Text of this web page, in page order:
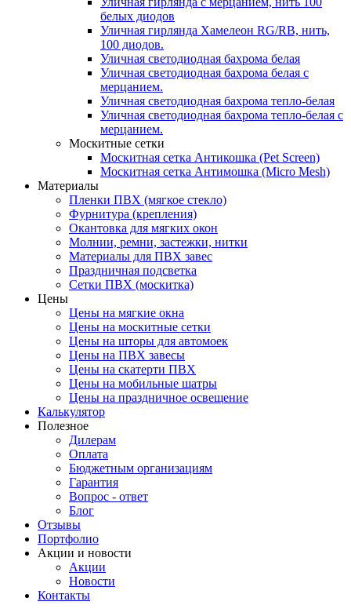
белых диодов
Уличная гирлянда Хамелеон RG/RB, нить,
100 диодов.
Уличная светодиодная бахрома белая
Уличная светодиодная бахрома белая с
мерцанием.
Уличная светодиодная бахрома тепло-белая
Уличная светодиодная бахрома тепло-белая с
мерцанием.
Москитные сетки
Москитная сетка Антикошка (Pet Screen)
Москитная сетка Антимошка (Micro Mesh)
Материалы
Пленки ПВХ (мягкое стекло)
Фурнитура (крепления)
Окантовка для мягких окон
Молнии, ремни, застежки, нитки
Материалы для ПВХ завес
Праздничная подсветка
Сетки ПВХ (москитка)
Цены
Цены на мягкие окна
Цены на москитные сетки
Цены на шторы для автомоек
Цены на ПВХ завесы
Цены на скатерти ПВХ
Цены на мобильные шатры
Цены на праздничное освещение
Калькулятор
Полезное
Дилерам
Оплата
Бюджетным организациям
Гарантия
Вопрос - ответ
Блог
Отзывы
Портфолио
Акции и новости
Акции
Новости
Контакты